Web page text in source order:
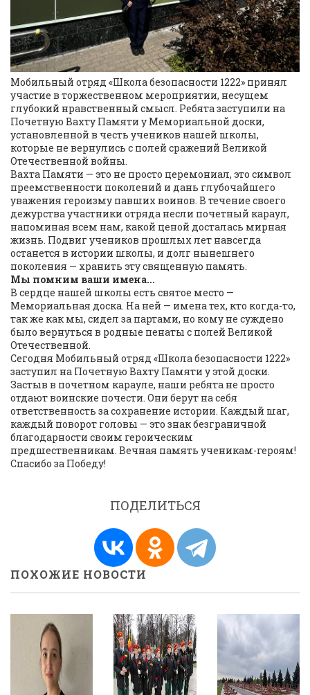
Мобильный отряд «Школа безопасности 1222» принял
участие в торжественном мероприятии, несущем
глубокий нравственный смысл. Ребята заступили на
Почетную Вахту Памяти у Мемориальной доски,
установленной в честь учеников нашей школы,
которые не вернулись с полей сражений Великой
Отечественной войны.
Вахта Памяти — это не просто церемониал, это символ
преемственности поколений и дань глубочайшего
уважения героизму павших воинов. В течение своего
дежурства участники отряда несли почетный караул,
напоминая всем нам, какой ценой досталась мирная
жизнь. Подвиг учеников прошлых лет навсегда
останется в истории школы, и долг нынешнего
поколения — хранить эту священную память.
Мы помним ваши имена...
В сердце нашей школы есть святое место —
Мемориальная доска. На ней — имена тех, кто когда-то,
так же как мы, сидел за партами, но кому не суждено
было вернуться в родные пенаты с полей Великой
Отечественной.
Сегодня Мобильный отряд «Школа безопасности 1222»
заступил на Почетную Вахту Памяти у этой доски.
Застыв в почетном карауле, наши ребята не просто
отдают воинские почести. Они берут на себя
ответственность за сохранение истории. Каждый шаг,
каждый поворот головы — это знак безграничной
благодарности своим героическим
предшественникам. Вечная память ученикам-героям!
Спасибо за Победу!
ПОДЕЛИТЬСЯ
ПОХОЖИЕ НОВОСТИ